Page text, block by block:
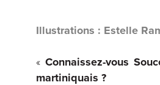
Illustrations : Estelle
« Connaissez-vous
martiniquais ?